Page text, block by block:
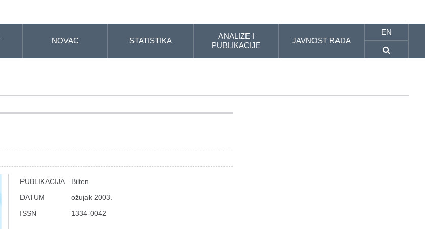
NOVAC STATISTIKA
ANALIZE I
PUBLIKACIJE
JAVNOST RADA
EN
PUBLIKACIJA
Bilten
DATUM
ožujak 2003.
ISSN
1334-0042